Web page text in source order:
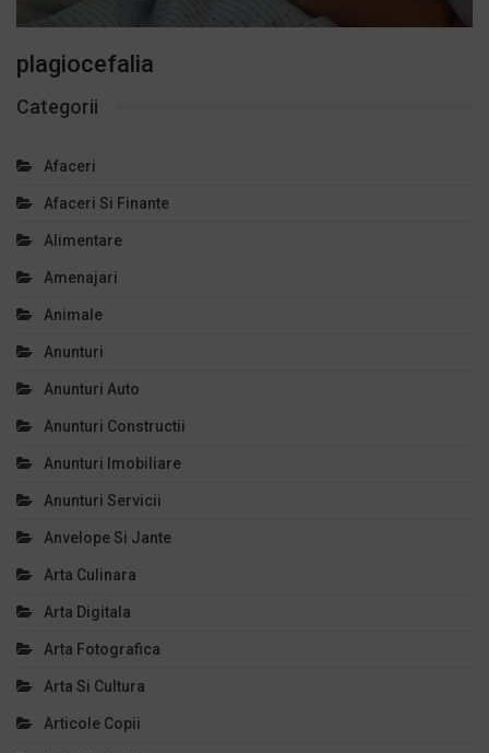
plagiocefalia
Categorii
Afaceri
Afaceri Si Finante
Alimentare
Amenajari
Animale
Anunturi
Anunturi Auto
Anunturi Constructii
Anunturi Imobiliare
Anunturi Servicii
Anvelope Si Jante
Arta Culinara
Arta Digitala
Arta Fotografica
Arta Si Cultura
Articole Copii